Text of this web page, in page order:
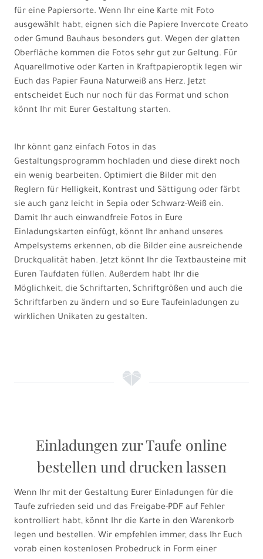
für eine Papiersorte. Wenn Ihr eine Karte mit Foto
ausgewählt habt, eignen sich die Papiere Invercote Creato
oder Gmund Bauhaus besonders gut. Wegen der glatten
Oberfläche kommen die Fotos sehr gut zur Geltung. Für
Aquarellmotive oder Karten in Kraftpapieroptik legen wir
Euch das Papier Fauna Naturweiß ans Herz. Jetzt
entscheidet Euch nur noch für das Format und schon
könnt Ihr mit Eurer Gestaltung starten.
Ihr könnt ganz einfach Fotos in das
Gestaltungsprogramm hochladen und diese direkt noch
ein wenig bearbeiten. Optimiert die Bilder mit den
Reglern für Helligkeit, Kontrast und Sättigung oder färbt
sie auch ganz leicht in Sepia oder Schwarz-Weiß ein.
Damit Ihr auch einwandfreie Fotos in Eure
Einladungskarten einfügt, könnt Ihr anhand unseres
Ampelsystems erkennen, ob die Bilder eine ausreichende
Druckqualität haben. Jetzt könnt Ihr die Textbausteine mit
Euren Taufdaten füllen. Außerdem habt Ihr die
Möglichkeit, die Schriftarten, Schriftgrößen und auch die
Schriftfarben zu ändern und so Eure Taufeinladungen zu
wirklichen Unikaten zu gestalten.
f
Einladungen zur Taufe online
bestellen und drucken lassen
Wenn Ihr mit der Gestaltung Eurer Einladungen für die
Taufe zufrieden seid und das Freigabe-PDF auf Fehler
kontrolliert habt, könnt Ihr die Karte in den Warenkorb
legen und bestellen. Wir empfehlen immer, dass Ihr Euch
vorab einen kostenlosen Probedruck in Form einer